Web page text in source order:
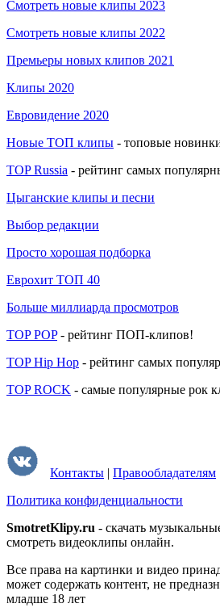
Смотреть новые клипы 2023
Смотреть новые клипы 2022
Премьеры новых клипов 2021
Клипы 2020
Евровидение 2020
Новые ТОП клипы - топовые
TOP Russia - рейтинг самых
Цыганские клипы и песни
Выбор редакции
Просто хорошая подборка
Еврохит ТОП 40
Больше миллиарда просмотров
TOP POP- рейтинг ПОП-клипов!
TOP Hip Hop - рейтинг самых
TOP ROCK - самые популярные рок
Контакты | Правообладателям
Политика конфиденциальности
SmotretKlipy.ru - скачать
смотреть видеоклипы онлайн.
Все права на картинки и видео
может содержать контент, не
младше 18 лет